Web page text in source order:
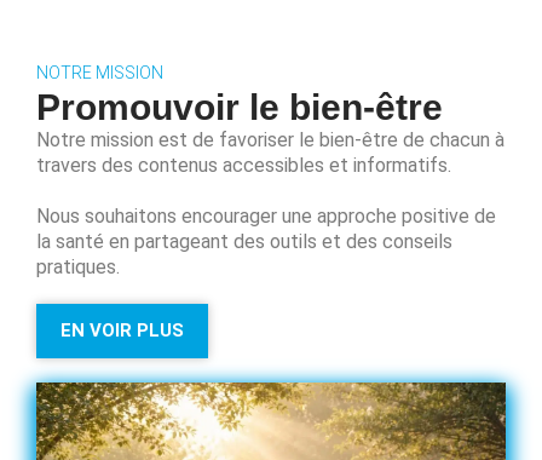
NOTRE MISSION
Promouvoir le bien-être
Notre mission est de favoriser le bien-être de chacun à
travers des contenus accessibles et informatifs.
Nous souhaitons encourager une approche positive de
la santé en partageant des outils et des conseils
pratiques.
EN VOIR PLUS